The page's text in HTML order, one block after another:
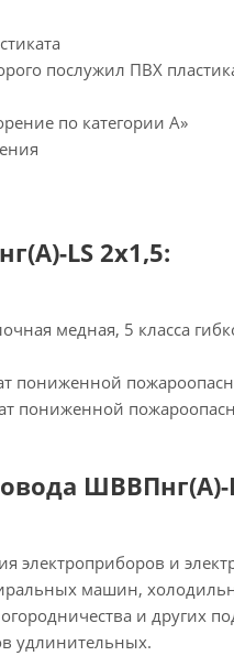
послужил ПВХ
по категории А»
LS 2х1,5:
медная, 5 класса
пониженной
пониженной
ШВВПнг(А)-
и
машин,
и других
удлинительных.